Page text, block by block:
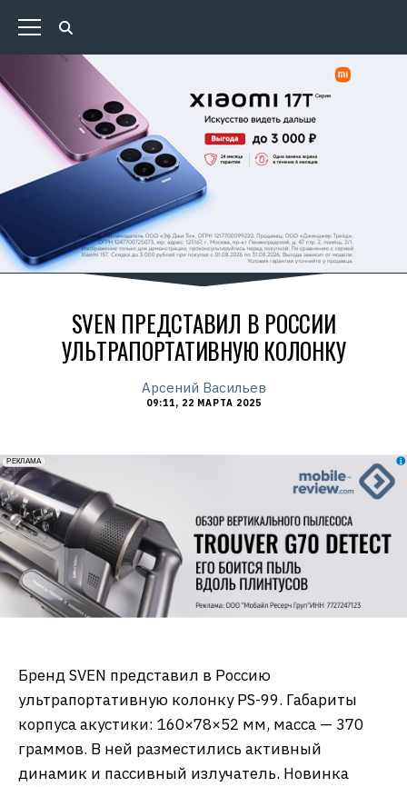
SVEN ПРЕДСТАВИЛ В РОССИИ
УЛЬТРАПОРТАТИВНУЮ КОЛОНКУ
Арсений Васильев
09:11, 22 МАРТА 2025
erid: 2VfnxxmNzs5
РЕКЛАМА
Бренд SVEN представил в Россию
ультрапортативную колонку PS-99. Габариты
корпуса акустики: 160×78×52 мм, масса — 370
граммов. В ней разместились активный
динамик и пассивный излучатель. Новинка